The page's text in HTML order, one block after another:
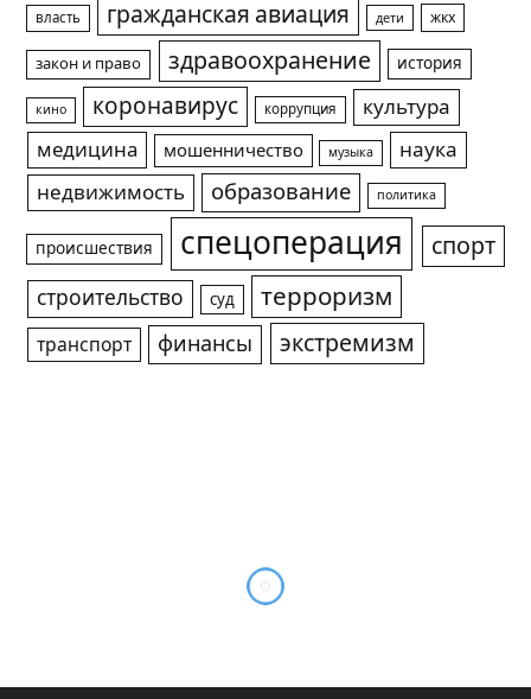
власть гражданская авиация дети жкх
закон и право здравоохранение история
кино коронавирус коррупция
культура
медицина
мошенничество музыка
наука
недвижимость
образование политика
происшествия спецоперация спорт
строительство суд терроризм
транспорт финансы экстремизм